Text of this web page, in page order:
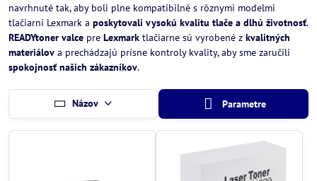
navrhnuté tak, aby boli plne kompatibilné s rôznymi modelmi
tlačiarní Lexmark a poskytovali vysokú kvalitu tlače a dlhú životnosť.
READYtoner valce pre Lexmark tlačiarne sú vyrobené z kvalitných
materiálov a prechádzajú prísne kontroly kvality, aby sme zaručili
spokojnosť našich zákazníkov.
Názov Parametre